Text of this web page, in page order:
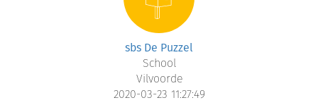
sbs De Puzzel
School
Vilvoorde
2020-03-23 11:27:49